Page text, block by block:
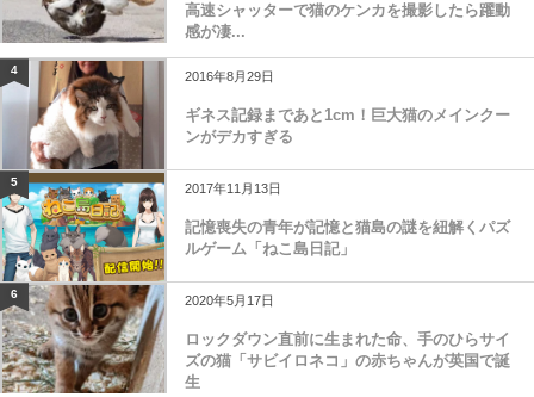
高速シャッターで猫のケンカを撮影したら躍動
感が凄...
4 2016年8月29日
ギネス記録まであと1cm！巨大猫のメインクー
ンがデカすぎる
5 2017年11月13日
記憶喪失の青年が記憶と猫島の謎を紐解くパズ
ルゲーム「ねこ島日記」
6 2020年5月17日
ロックダウン直前に生まれた命、手のひらサイ
ズの猫「サビイロネコ」の赤ちゃんが英国で誕
生